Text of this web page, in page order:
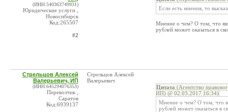
(ИНН:540363749931)
Юридические услуги ,
Новосибирск
Код:265507
#2
Если есть мнения, то
Мнение о чем? О том, что
рублей может оказаться в
Стрельцов Алексей
Валерьевич, ИП
(ИНН:645294076353)
Перевозчик ,
Саратов
Код:6939137
Стрельцов Алексей
Валерьевич
Цитата (Агентство
ИП) @ 02.03.2017 16:34)
Мнение о чем? О том, что
рублей может оказаться в